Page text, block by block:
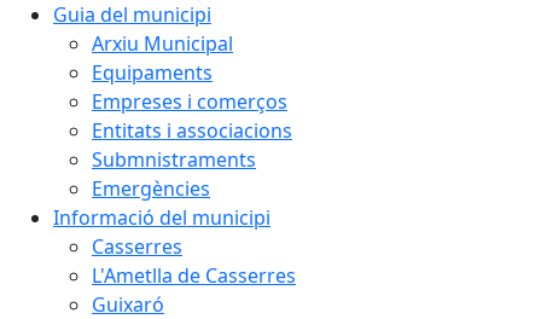
Guia del municipi
Arxiu Municipal
Equipaments
Empreses i comerços
Entitats i associacions
Submnistraments
Emergències
Informació del municipi
Casserres
L'Ametlla de Casserres
Guixaró